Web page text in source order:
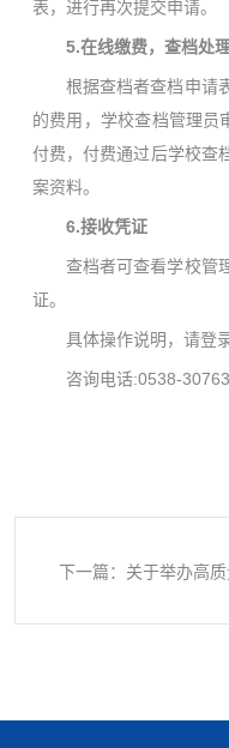
表，进行再次提交申请。
5.在线缴费，查档处
根据查档者查档申请
的费用，学校查档管理员
付费，付费通过后学校查
案资料。
6.接收凭证
查档者可查看学校管
证。
具体操作说明，请登
咨询电话:0538-
下一篇：关于举办高